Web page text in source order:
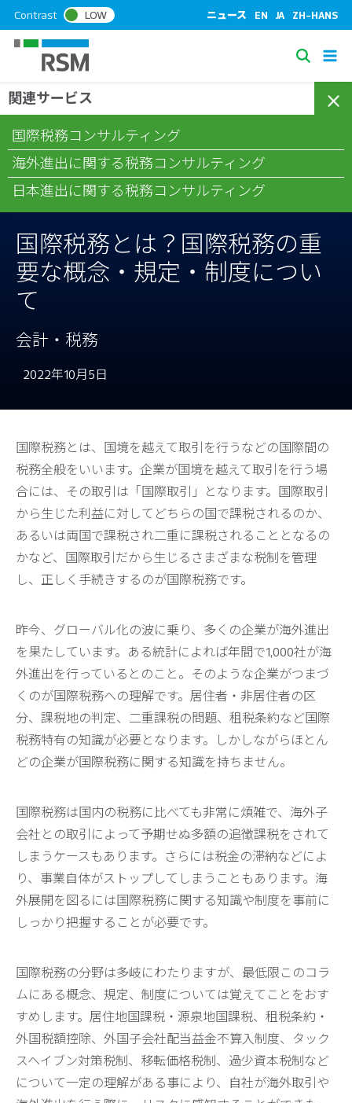
k
n
Contrast LOW ニュース EN JA ZH-HANS
S
c
ホーム/コラム
な概念・規定・制度について
国際税務とは？国際税務の重
要な概念・規定・制度につい
て
会計・税務
2022年10月5日
国際税務とは、国境を越えて取引を行うなどの国際間の
税務全般をいいます。企業が国境を越えて取引を行う場
合には、その取引は「国際取引」となります。国際取引
から生じた利益に対してどちらの国で課税されるのか、
あるいは両国で課税され二重に課税されることとなるの
かなど、国際取引だから生じるさまざまな税制を管理
し、正しく手続きするのが国際税務です。
昨今、グローバル化の波に乗り、多くの企業が海外進出
を果たしています。ある統計によれば年間で1,000社が海
外進出を行っているとのこと。そのような企業がつまづ
くのが国際税務への理解です。居住者・非居住者の区
分、課税地の判定、二重課税の問題、租税条約など国際
税務特有の知識が必要となります。しかしながらほとん
どの企業が国際税務に関する知識を持ちません。
国際税務は国内の税務に比べても非常に煩雑で、海外子
会社との取引によって予期せぬ多額の追徴課税をされて
しまうケースもあります。さらには税金の滞納などによ
り、事業自体がストップしてしまうこともあります。海
外展開を図るには国際税務に関する知識や制度を事前に
しっかり把握することが必要です。
国際税務の分野は多岐にわたりますが、最低限このコラ
ムにある概念、規定、制度については覚えてことをおす
すめします。居住地国課税・源泉地国課税、租税条約・
外国税額控除、外国子会社配当益金不算入制度、タック
スヘイブン対策税制、移転価格税制、過少資本税制など
について一定の理解がある事により、自社が海外取引や
関連サービス
国際税務コンサルティング
海外進出に関する税務コンサルティング
日本進出に関する税務コンサルティング